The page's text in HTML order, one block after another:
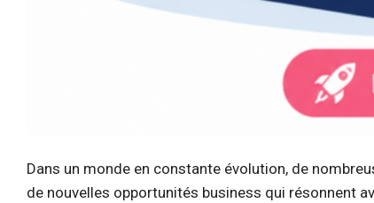
Dans un monde en constante évolution, de
de nouvelles opportunités business qui résonnent